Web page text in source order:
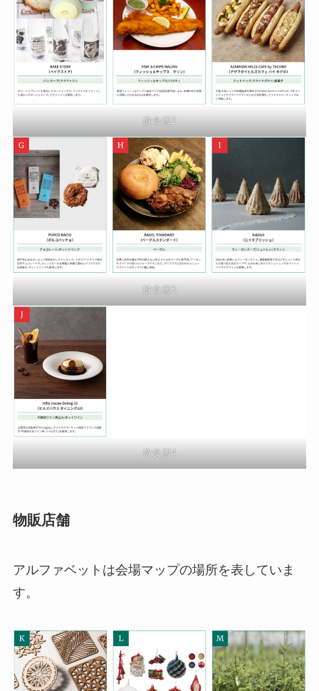
飲食店2
飲食店3
飲食店4
物販店舗
アルファベットは会場マップの場所を表していま
す。